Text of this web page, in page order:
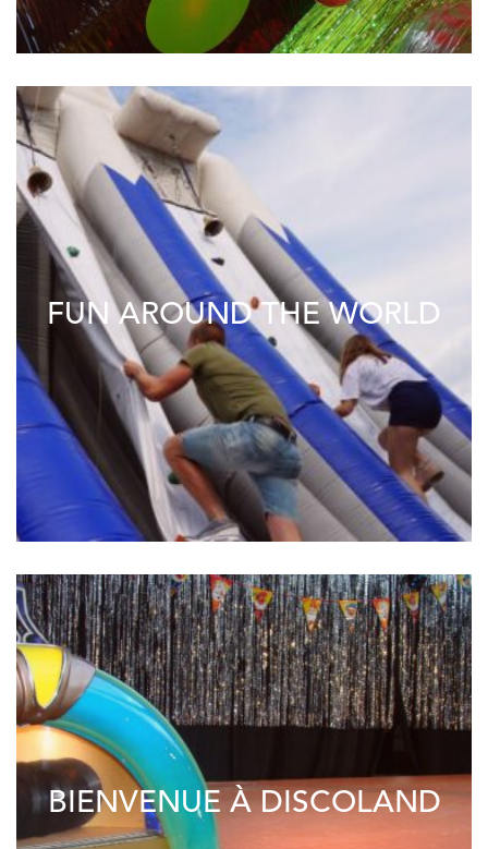
FUN AROUND THE WORLD
BIENVENUE À DISCOLAND